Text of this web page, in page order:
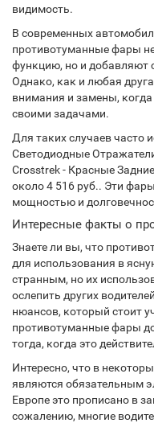
видимость.
В современных
противотуманные фары
функцию, но и добавляют
Однако, как и любая
внимания и замены,
своими задачами.
Для таких случаев часто
Светодиодные
Crosstrek - Красные
около 4 516 руб.. Эти
мощностью и
Интересные факты о
Знаете ли вы, что
для использования в
странным, но их
ослепить других
нюансов, который стоит
противотуманные фары
тогда, когда это
Интересно, что в
являются обязательным
Европе это прописано в
сожалению, многие